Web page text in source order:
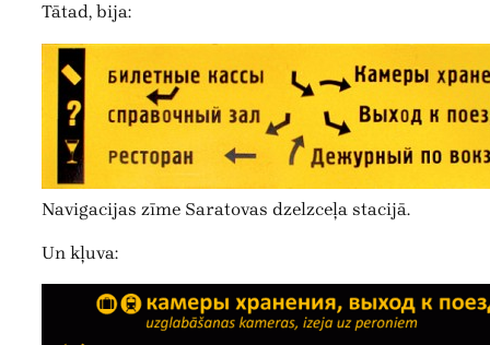
Tātad, bija:
Navigacijas zīme Saratovas dzelzceļa stacijā.
Un kļuva: